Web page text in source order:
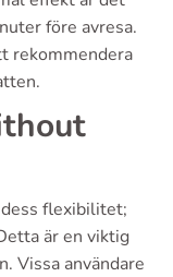
före avresa.
rekommendera
flexibilitet;
är en viktig
Vissa användare